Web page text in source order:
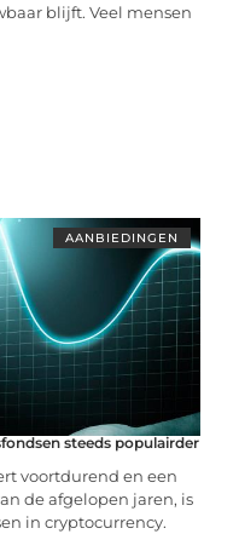
blijft. Veel mensen
AANBIEDINGEN
steeds populairder
voortdurend en een
de afgelopen jaren, is
in cryptocurrency.